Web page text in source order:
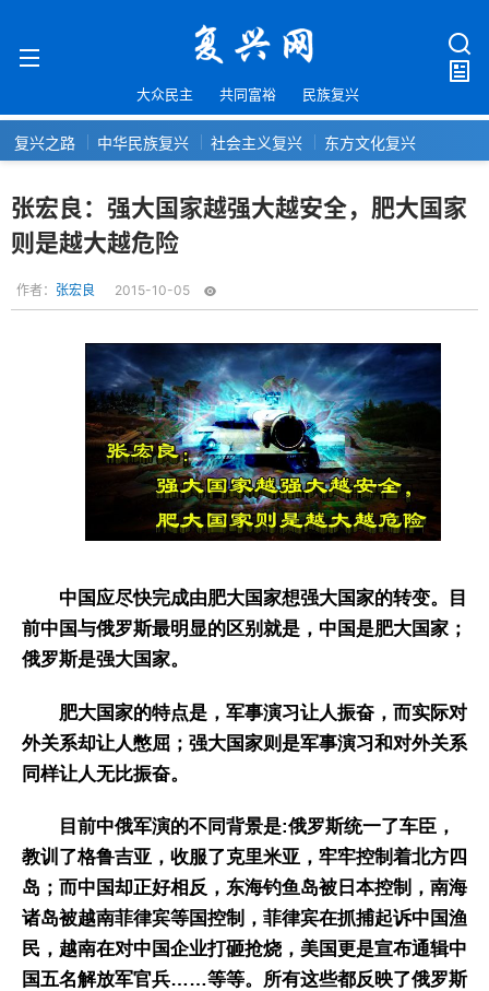
大众民主 共同富裕 民族复兴
复兴之路 中华民族复兴 社会主义复兴 东方文化复兴
张宏良：强大国家越强大越安全，肥大国家
则是越大越危险
作者： 张宏良 2015-10-05
中国应尽快完成由肥大国家想强大国家的转变。目
前中国与俄罗斯最明显的区别就是，中国是肥大国家；
俄罗斯是强大国家。
肥大国家的特点是，军事演习让人振奋，而实际对
外关系却让人憋屈；强大国家则是军事演习和对外关系
同样让人无比振奋。
目前中俄军演的不同背景是:俄罗斯统一了车臣，
教训了格鲁吉亚，收服了克里米亚，牢牢控制着北方四
岛；而中国却正好相反，东海钓鱼岛被日本控制，南海
诸岛被越南菲律宾等国控制，菲律宾在抓捕起诉中国渔
民，越南在对中国企业打砸抢烧，美国更是宣布通辑中
国五名解放军官兵……等等。所有这些都反映了俄罗斯